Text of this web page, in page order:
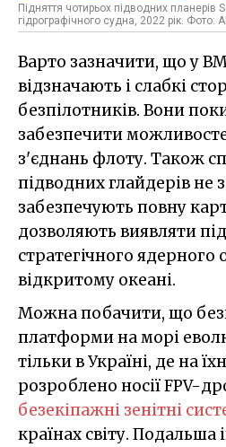
Підняття чотирьох підводних планерів
гідрографічного судна, 2022 рік. Фото:
Варто зазначити, що у
відзначають і слабкі
безпілотників. Вони
забезпечити
з'єднань флоту. Також
підводних глайдерів не
забезпечують повну
дозволяють виявляти
стратегічного ядерного
відкритому океані.
Можна побачити, що
платформи на морі
тільки в Україні, де на
розроблено носії FPV-
безекіпажні зенітні
країнах світу. Подальша